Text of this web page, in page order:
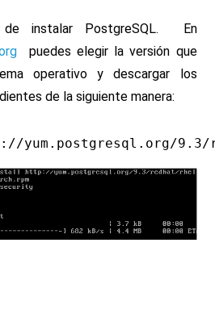
instalar PostgreSQL. En
puedes elegir la versión que
operativo y descargar los
de la siguiente manera:
yum.postgresql.org/9.3/